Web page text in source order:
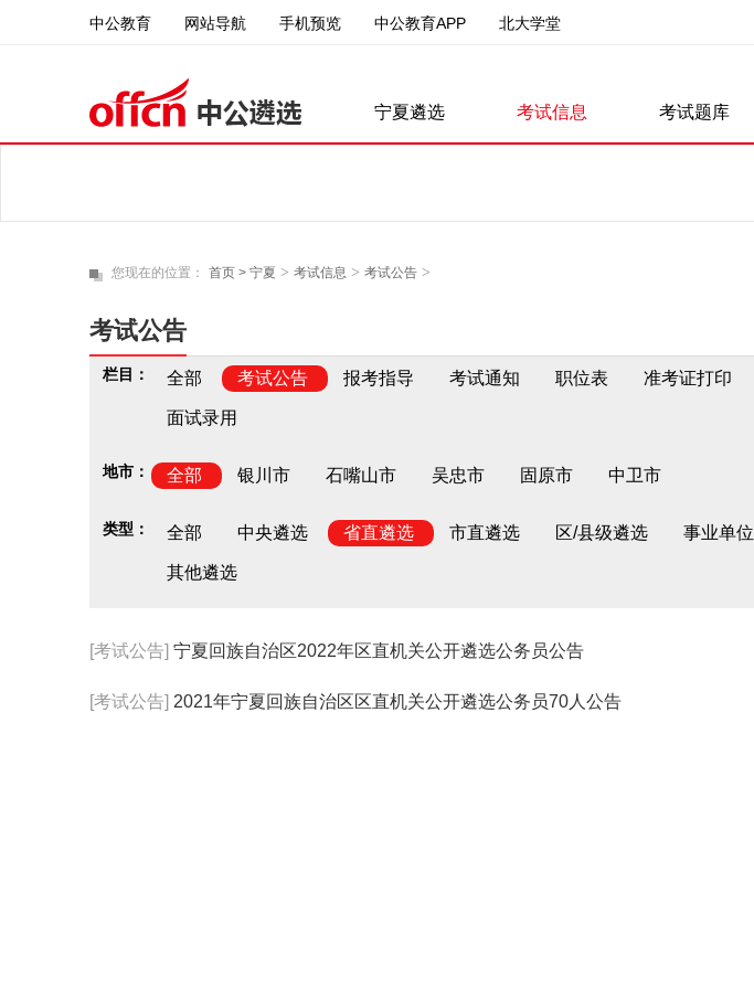
中公教育 网站导航 手机预览 中公教育APP 北大学堂
宁夏遴选 考试信息 考试题库
您现在的位置： 首页 > 宁夏 > 考试信息 > 考试公告>
考试公告
栏目： 全部 考试公告 报考指导 考试通知 职位表 准考证打印
面试录用
地市： 全部 银川市 石嘴山市 吴忠市 固原市 中卫市
类型： 全部 中央遴选 省直遴选 市直遴选 区/县级遴选 事业单位
其他遴选
[考试公告] 宁夏回族自治区2022年区直机关公开遴选公务员公告
[考试公告] 2021年宁夏回族自治区区直机关公开遴选公务员70人公告